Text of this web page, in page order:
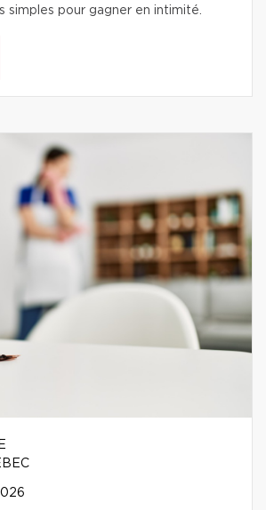
simples pour gagner en intimité.